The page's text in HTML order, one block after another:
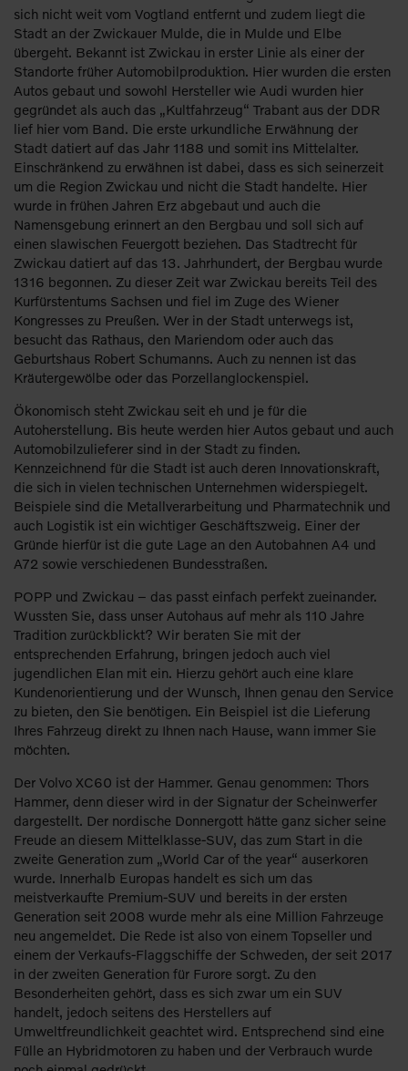
sich nicht weit vom Vogtland entfernt und zudem liegt die
Stadt an der Zwickauer Mulde, die in Mulde und Elbe
übergeht. Bekannt ist Zwickau in erster Linie als einer der
Standorte früher Automobilproduktion. Hier wurden die ersten
Autos gebaut und sowohl Hersteller wie Audi wurden hier
gegründet als auch das „Kultfahrzeug“ Trabant aus der DDR
lief hier vom Band. Die erste urkundliche Erwähnung der
Stadt datiert auf das Jahr 1188 und somit ins Mittelalter.
Einschränkend zu erwähnen ist dabei, dass es sich seinerzeit
um die Region Zwickau und nicht die Stadt handelte. Hier
wurde in frühen Jahren Erz abgebaut und auch die
Namensgebung erinnert an den Bergbau und soll sich auf
einen slawischen Feuergott beziehen. Das Stadtrecht für
Zwickau datiert auf das 13. Jahrhundert, der Bergbau wurde
1316 begonnen. Zu dieser Zeit war Zwickau bereits Teil des
Kurfürstentums Sachsen und fiel im Zuge des Wiener
Kongresses zu Preußen. Wer in der Stadt unterwegs ist,
besucht das Rathaus, den Mariendom oder auch das
Geburtshaus Robert Schumanns. Auch zu nennen ist das
Kräutergewölbe oder das Porzellanglockenspiel.
Ökonomisch steht Zwickau seit eh und je für die
Autoherstellung. Bis heute werden hier Autos gebaut und auch
Automobilzulieferer sind in der Stadt zu finden.
Kennzeichnend für die Stadt ist auch deren Innovationskraft,
die sich in vielen technischen Unternehmen widerspiegelt.
Beispiele sind die Metallverarbeitung und Pharmatechnik und
auch Logistik ist ein wichtiger Geschäftszweig. Einer der
Gründe hierfür ist die gute Lage an den Autobahnen A4 und
A72 sowie verschiedenen Bundesstraßen.
POPP und Zwickau – das passt einfach perfekt zueinander.
Wussten Sie, dass unser Autohaus auf mehr als 110 Jahre
Tradition zurückblickt? Wir beraten Sie mit der
entsprechenden Erfahrung, bringen jedoch auch viel
jugendlichen Elan mit ein. Hierzu gehört auch eine klare
Kundenorientierung und der Wunsch, Ihnen genau den Service
zu bieten, den Sie benötigen. Ein Beispiel ist die Lieferung
Ihres Fahrzeug direkt zu Ihnen nach Hause, wann immer Sie
möchten.
Der Volvo XC60 ist der Hammer. Genau genommen: Thors
Hammer, denn dieser wird in der Signatur der Scheinwerfer
dargestellt. Der nordische Donnergott hätte ganz sicher seine
Freude an diesem Mittelklasse-SUV, das zum Start in die
zweite Generation zum „World Car of the year“ auserkoren
wurde. Innerhalb Europas handelt es sich um das
meistverkaufte Premium-SUV und bereits in der ersten
Generation seit 2008 wurde mehr als eine Million Fahrzeuge
neu angemeldet. Die Rede ist also von einem Topseller und
einem der Verkaufs-Flaggschiffe der Schweden, der seit 2017
in der zweiten Generation für Furore sorgt. Zu den
Besonderheiten gehört, dass es sich zwar um ein SUV
handelt, jedoch seitens des Herstellers auf
Umweltfreundlichkeit geachtet wird. Entsprechend sind eine
Fülle an Hybridmotoren zu haben und der Verbrauch wurde